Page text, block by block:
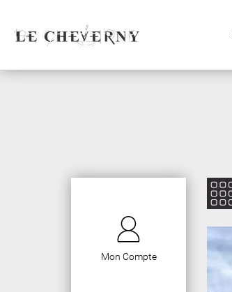
Mon Compte